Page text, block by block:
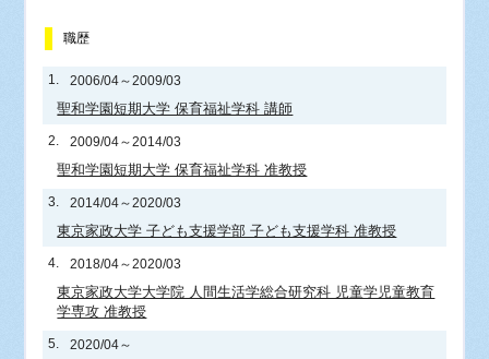
職歴
1. 2006/04～2009/03
聖和学園短期大学 保育福祉学科 講師
2. 2009/04～2014/03
聖和学園短期大学 保育福祉学科 准教授
3. 2014/04～2020/03
東京家政大学 子ども支援学部 子ども支援学科 准教授
4. 2018/04～2020/03
東京家政大学大学院 人間生活学総合研究科 児童学児童教育
学専攻 准教授
5. 2020/04～